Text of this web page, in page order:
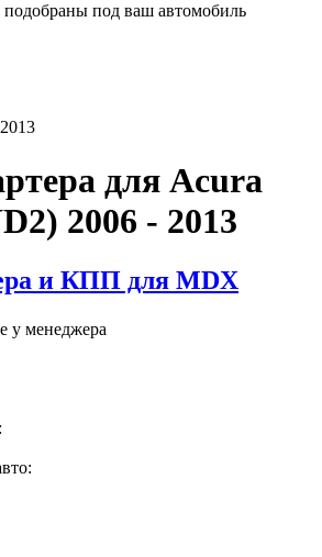
подобраны под ваш автомобиль
для Acura
2006 - 2013
и КПП для MDX
у менеджера